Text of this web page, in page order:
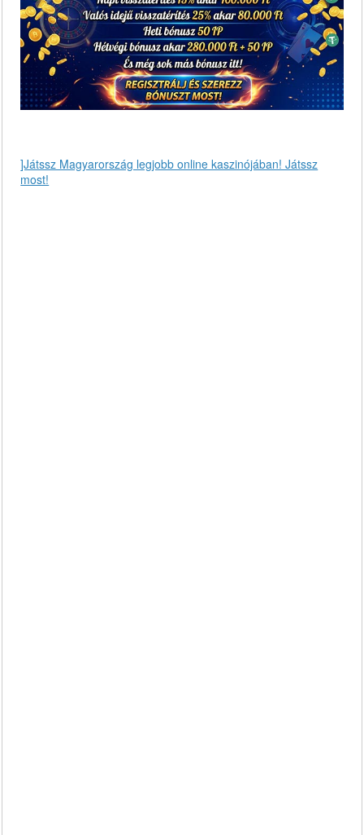
]Játssz Magyarország legjobb online kaszinójában! Játssz
most!